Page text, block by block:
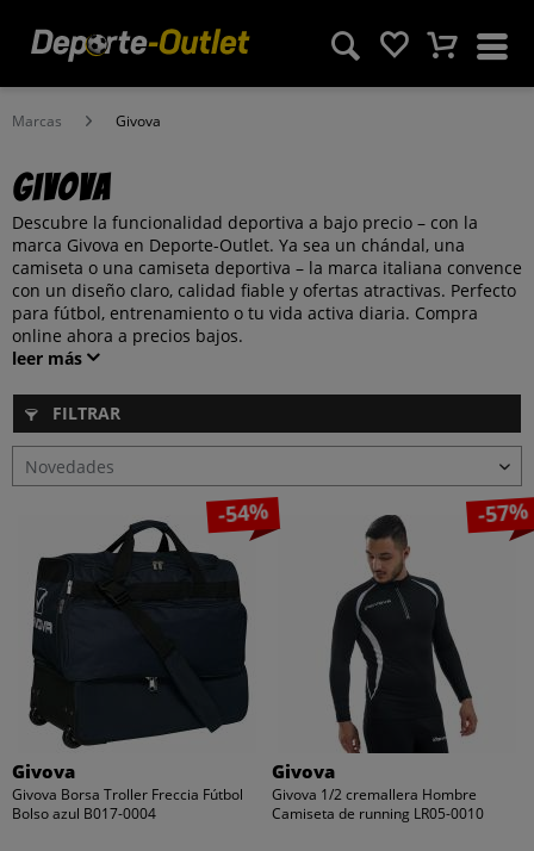
Marcas Givova
Givova
Descubre la funcionalidad deportiva a bajo precio – con la
marca Givova en Deporte-Outlet. Ya sea un chándal, una
camiseta o una camiseta deportiva – la marca italiana convence
con un diseño claro, calidad fiable y ofertas atractivas. Perfecto
para fútbol, entrenamiento o tu vida activa diaria. Compra
online ahora a precios bajos.
leer más
FILTRAR
-54%
Givova
Givova Borsa Troller Freccia Fútbol
Bolso azul B017-0004
-57%
Givova
Givova 1/2 cremallera Hombre
Camiseta de running LR05-0010